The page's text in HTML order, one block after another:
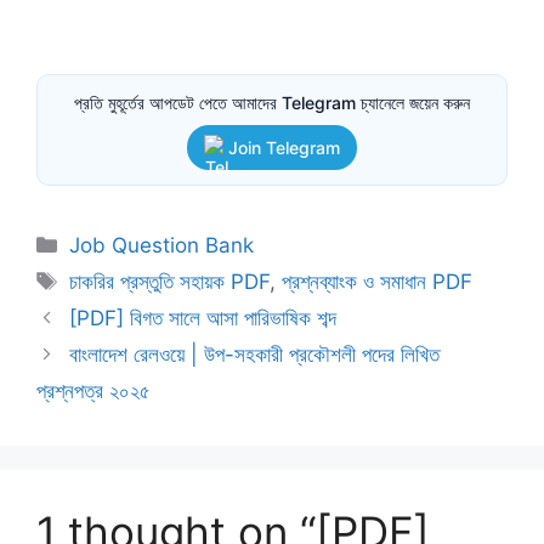
প্রতি মুহূর্তের আপডেট পেতে আমাদের Telegram চ্যানেলে জয়েন করুন
Join Telegram
Categories
Job Question Bank
Tags
চাকরির প্রস্তুতি সহায়ক PDF,প্রশ্নব্যাংক ও সমাধান PDF
[PDF] বিগত সালে আসা পারিভাষিক শব্দ
বাংলাদেশ রেলওয়ে | উপ-সহকারী প্রকৌশলী পদের লিখিত
প্রশ্নপত্র ২০২৫
1 thought on “[PDF]